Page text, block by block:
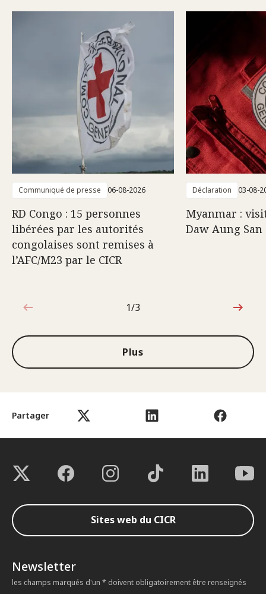
Partager
Communiqué de presse 06-08-2026
RD Congo : 15 personnes
libérées par les autorités
congolaises sont remises à
l’AFC/M23 par le CICR
Déclaration 03-08-
Myanmar :
Daw Aung San
1sur3
1/3
Plus
Sites web du CICR
Newsletter
les champs marqués d'un * doivent obligatoirement être renseignés